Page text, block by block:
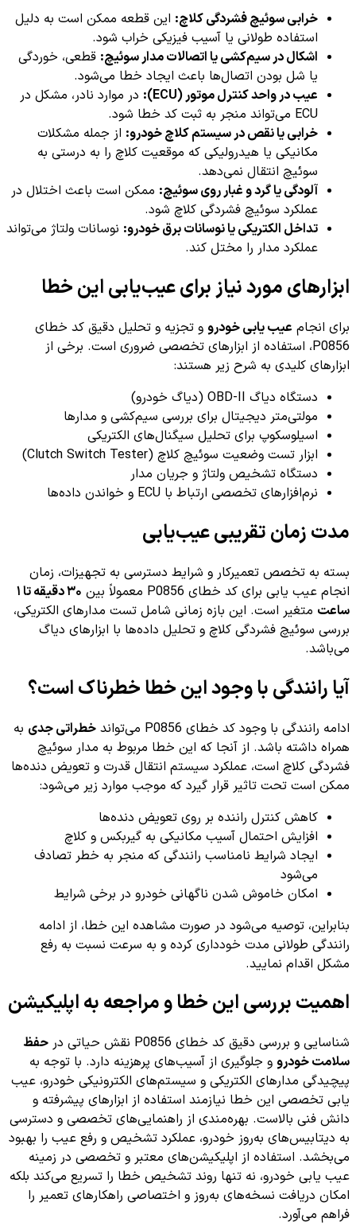
خرابی سوئیچ فشردگی کلاچ: این قطعه ممکن است به دلیل
استفاده طولانی یا آسیب فیزیکی خراب شود.
اشکال در سیم‌کشی یا اتصالات مدار سوئیچ: قطعی، خوردگی
یا شل بودن اتصال‌ها باعث ایجاد خطا می‌شود.
عیب در واحد کنترل موتور (ECU):
در موارد نادر، مشکل در
ECU می‌تواند منجر به ثبت کد خطا شود.
خرابی یا نقص در سیستم کلاچ خودرو: از جمله مشکلات
مکانیکی یا هیدرولیکی که موقعیت کلاچ را به درستی به
سوئیچ انتقال نمی‌دهد.
آلودگی یا گرد و غبار روی سوئیچ: ممکن است باعث اختلال در
عملکرد سوئیچ فشردگی کلاچ شود.
تداخل الکتریکی یا نوسانات برق خودرو: نوسانات ولتاژ می‌تواند
عملکرد مدار را مختل کند.
ابزارهای مورد نیاز برای عیب‌یابی این خطا
برای انجام عیب یابی خودرو و تجزیه و تحلیل دقیق کد خطای
P0856، استفاده از ابزارهای تخصصی ضروری است. برخی از
ابزارهای کلیدی به شرح زیر هستند:
دستگاه دیاگ OBD-II (دیاگ خودرو)
مولتی‌متر دیجیتال برای بررسی سیم‌کشی و مدارها
اسیلوسکوپ برای تحلیل سیگنال‌های الکتریکی
ابزار تست وضعیت سوئیچ کلاچ (Clutch Switch Tester)
دستگاه تشخیص ولتاژ و جریان مدار
نرم‌افزارهای تخصصی ارتباط با ECU و خواندن داده‌ها
مدت زمان تقریبی عیب‌یابی
بسته به تخصص تعمیرکار و شرایط دسترسی به تجهیزات، زمان
انجام عیب یابی برای کد خطای P0856 معمولاً بین
۳۰ دقیقه تا ۱
ساعت متغیر است. این بازه زمانی شامل تست مدارهای الکتریکی،
بررسی سوئیچ فشردگی کلاچ و تحلیل داده‌ها با ابزارهای دیاگ
می‌باشد.
آیا رانندگی با وجود این خطا خطرناک است؟
ادامه رانندگی با وجود کد خطای P0856 می‌تواند خطراتی جدی به
همراه داشته باشد. از آنجا که این خطا مربوط به مدار سوئیچ
فشردگی کلاچ است، عملکرد سیستم انتقال قدرت و تعویض دنده‌ها
ممکن است تحت تاثیر قرار گیرد که موجب موارد زیر می‌شود:
کاهش کنترل راننده بر روی تعویض دنده‌ها
افزایش احتمال آسیب مکانیکی به گیربکس و کلاچ
ایجاد شرایط نامناسب رانندگی که منجر به خطر تصادف
می‌شود
امکان خاموش شدن ناگهانی خودرو در برخی شرایط
بنابراین، توصیه می‌شود در صورت مشاهده این خطا، از ادامه
رانندگی طولانی مدت خودداری کرده و به سرعت نسبت به رفع
مشکل اقدام نمایید.
اهمیت بررسی این خطا و مراجعه به اپلیکیشن
شناسایی و بررسی دقیق کد خطای P0856 نقش حیاتی در
حفظ
سلامت خودرو و جلوگیری از آسیب‌های پرهزینه دارد. با توجه به
پیچیدگی مدارهای الکتریکی و سیستم‌های الکترونیکی خودرو، عیب
یابی تخصصی این خطا نیازمند استفاده از ابزارهای پیشرفته و
دانش فنی بالاست. بهره‌مندی از راهنمایی‌های تخصصی و دسترسی
به دیتابیس‌های به‌روز خودرو، عملکرد تشخیص و رفع عیب را بهبود
می‌بخشد. استفاده از اپلیکیشن‌های معتبر و تخصصی در زمینه
عیب یابی خودرو، نه تنها روند تشخیص خطا را تسریع می‌کند بلکه
امکان دریافت نسخه‌های به‌روز و اختصاصی راهکارهای تعمیر را
فراهم می‌آورد.